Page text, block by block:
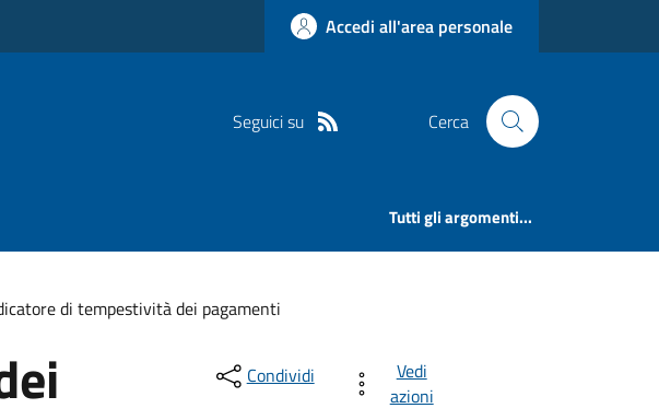
Accedi all'area personale
Seguici su Cerca
Tutti gli argomenti...
di tempestività dei pagamenti
Condividi
Vedi
azioni